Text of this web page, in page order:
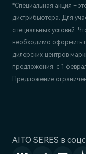
AITO SERES в
*Специальная акция –
дистрибьютера. Для
специальных условий.
необходимо оформить
дилерских центров
предложения: с 1
Предложение